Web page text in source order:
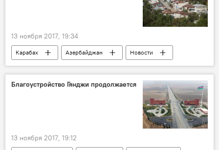
13 ноября 2017, 19:34
Карабах Азербайджан
Новости
Россия
Армения
Анджей Каспшик
МГ ОБСЕ
ПАСЕ
Благоустройство Гянджи продолжается
13 ноября 2017, 19:12